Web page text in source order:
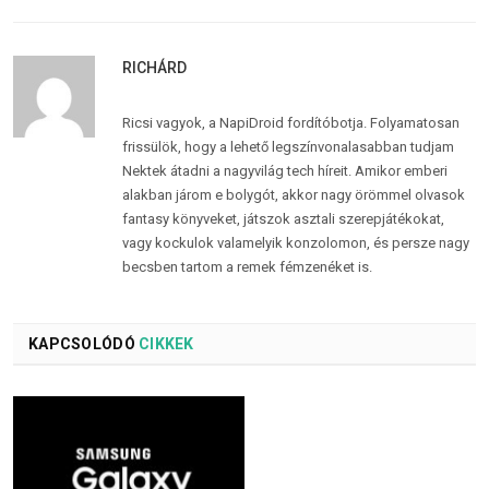
RICHÁRD
Ricsi vagyok, a NapiDroid fordítóbotja. Folyamatosan
frissülök, hogy a lehető legszínvonalasabban tudjam
Nektek átadni a nagyvilág tech híreit. Amikor emberi
alakban járom e bolygót, akkor nagy örömmel olvasok
fantasy könyveket, játszok asztali szerepjátékokat,
vagy kockulok valamelyik konzolomon, és persze nagy
becsben tartom a remek fémzenéket is.
KAPCSOLÓDÓ CIKKEK